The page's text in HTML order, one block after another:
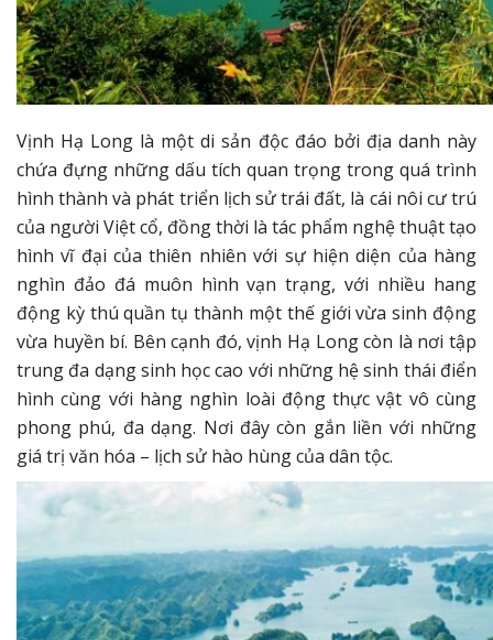
Vịnh Hạ Long là một di sản độc đáo bởi địa danh này
chứa đựng những dấu tích quan trọng trong quá trình
hình thành và phát triển lịch sử trái đất, là cái nôi cư trú
của người Việt cổ, đồng thời là tác phẩm nghệ thuật tạo
hình vĩ đại của thiên nhiên với sự hiện diện của hàng
nghìn đảo đá muôn hình vạn trạng, với nhiều hang
động kỳ thú quần tụ thành một thế giới vừa sinh động
vừa huyền bí. Bên cạnh đó, vịnh Hạ Long còn là nơi tập
trung đa dạng sinh học cao với những hệ sinh thái điển
hình cùng với hàng nghìn loài động thực vật vô cùng
phong phú, đa dạng. Nơi đây còn gắn liền với những
giá trị văn hóa – lịch sử hào hùng của dân tộc.